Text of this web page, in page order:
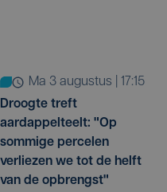
ma 3 augustus | 17:15
Droogte treft
aardappelteelt: "Op
sommige percelen
verliezen we tot de helft
van de opbrengst"